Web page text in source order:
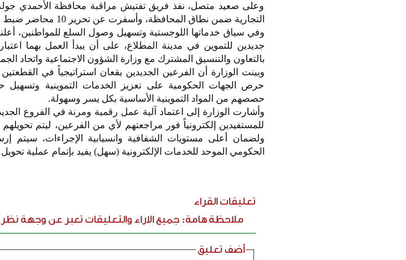
وعلى صعيد متصل، نفذ فريق تفتيش مراقبة محافظة الأحمدي
التجارية ضمن نطاق المحافظة، وأسفرت عن تحرير 10 محاضر ضبط لمخالفات تجارية متنوعة.
وفي سياق خدماتها اللوجستية وتسهيل وصول السلع للمواطنين،
جديدين للتموين في مدينة المطلاع، على أن يبدأ العمل بهما
بالتعاون والتنسيق المشترك مع وزارة الشؤون الاجتماعية واتحاد
حرص الجهات الحكومية على تعزيز الخدمات التموينية
حصصهم من المواد التموينية الأساسية بكل يسر وسهولة.
وأشارت الوزارة إلى اعتماد آلية عمل رقمية ومرنة في الفروع
للمستفيدين إلكترونياً فور مراجعتهم لأي من الفرعين، ليتم
ولضمان أعلى مستويات الشفافية وانسيابية الإجراءات، سيتم
الحكومي الموحد للخدمات الإلكترونية (سهل) يفيد بإتمام عملية تحويل
تعليقات القراء
ملاحظة هامة: جميع الاراء والتعليقات تعبر عن وجهة
أضف تعليق